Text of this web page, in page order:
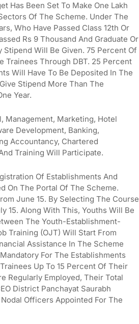
Has Been Set To Make One Lakh
Of The Scheme. Under The
Who Have Passed Class 12th Or
Rs 9 Thousand And Graduate Or
Will Be Given. 75 Percent Of
Trainees Through DBT. 25 Percent
Will Have To Be Deposited In The
Stipend More Than The
Year.
Management, Marketing, Hotel
Development, Banking,
Accountancy, Chartered
Training Will Participate.
Of Establishments And
On The Portal Of The Scheme.
June 15. By Selecting The Course
15. Along With This, Youths Will Be
The Youth-Establishment-
Training (OJT) Will Start From
Assistance In The Scheme
For The Establishments
Up To 15 Percent Of Their
Regularly Employed, Their Total
District Panchayat Saurabh
Officers Appointed For The